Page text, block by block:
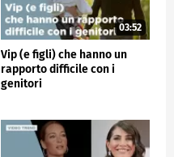
03:52
Vip (e figli) che hanno un
rapporto difficile con i
genitori